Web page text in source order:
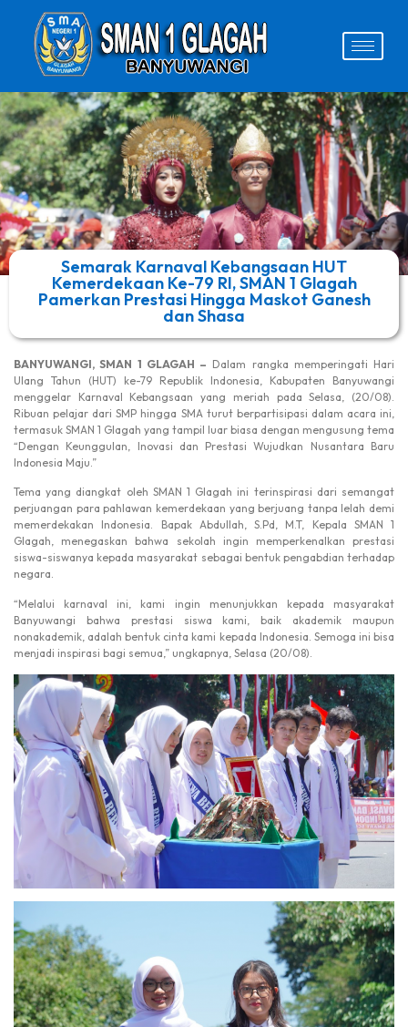
Semarak Karnaval Kebangsaan HUT
Kemerdekaan Ke-79 RI, SMAN 1 Glagah
Pamerkan Prestasi Hingga Maskot Ganesh
dan Shasa
BANYUWANGI, SMAN 1 GLAGAH – Dalam rangka memperingati Hari
Ulang Tahun (HUT) ke-79 Republik Indonesia, Kabupaten Banyuwangi
menggelar Karnaval Kebangsaan yang meriah pada Selasa, (20/08).
Ribuan pelajar dari SMP hingga SMA turut berpartisipasi dalam acara ini,
termasuk SMAN 1 Glagah yang tampil luar biasa dengan mengusung tema
“Dengan Keunggulan, Inovasi dan Prestasi Wujudkan Nusantara Baru
Indonesia Maju.”
Tema yang diangkat oleh SMAN 1 Glagah ini terinspirasi dari semangat
perjuangan para pahlawan kemerdekaan yang berjuang tanpa lelah demi
memerdekakan Indonesia. Bapak Abdullah, S.Pd, M.T, Kepala SMAN 1
Glagah, menegaskan bahwa sekolah ingin memperkenalkan prestasi
siswa-siswanya kepada masyarakat sebagai bentuk pengabdian terhadap
negara.
“Melalui karnaval ini, kami ingin menunjukkan kepada masyarakat
Banyuwangi bahwa prestasi siswa kami, baik akademik maupun
nonakademik, adalah bentuk cinta kami kepada Indonesia. Semoga ini bisa
menjadi inspirasi bagi semua,” ungkapnya, Selasa (20/08).